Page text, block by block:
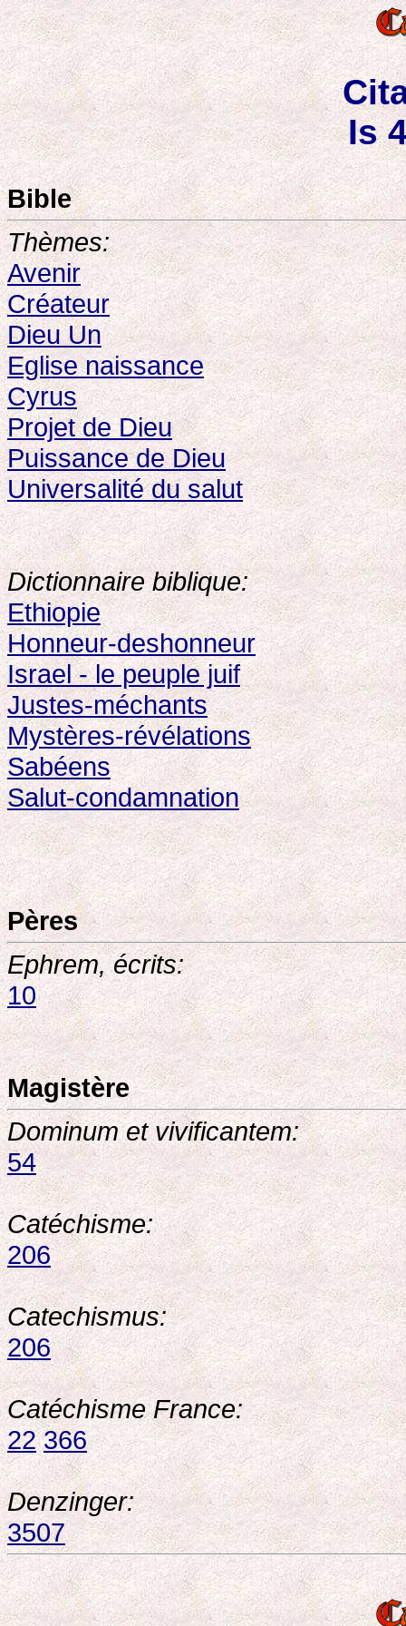
Is
Bible
Thèmes:
Avenir
Créateur
Dieu Un
Eglise naissance
Cyrus
Projet de Dieu
Puissance de Dieu
Universalité du salut
Dictionnaire biblique:
Ethiopie
Honneur-deshonneur
Israel - le peuple juif
Justes-méchants
Mystères-révélations
Sabéens
Salut-condamnation
Pères
Ephrem, écrits:
10
Magistère
Dominum et vivificantem:
54
Catéchisme:
206
Catechismus:
206
Catéchisme France:
22 366
Denzinger:
3507